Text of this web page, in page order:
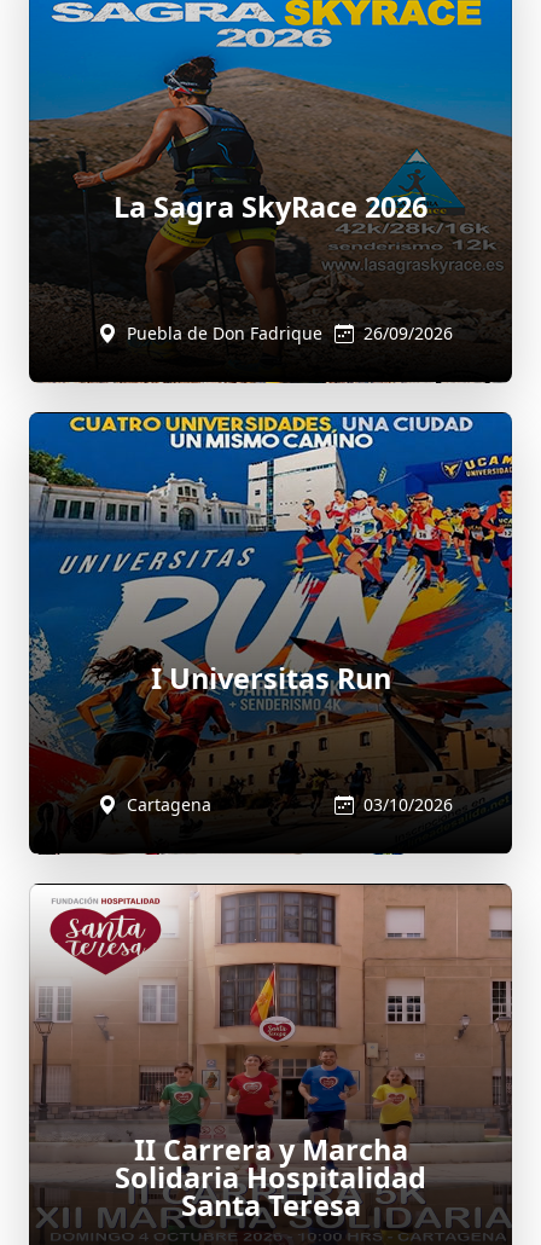
La Sagra SkyRace 2026
Puebla de Don Fadrique 26/09/2026
I Universitas Run
Cartagena 03/10/2026
II Carrera y Marcha
Solidaria Hospitalidad
Santa Teresa